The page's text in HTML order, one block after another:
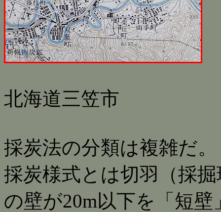
北海道三笠市
採炭法の分類は複雑だ。
採炭様式とは切羽（採
の壁が20m以下を「短